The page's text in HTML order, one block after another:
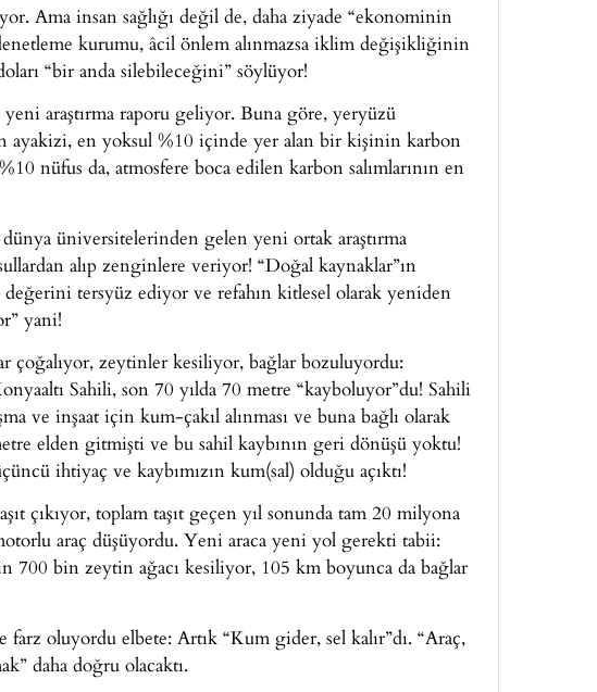
Ama insan sağlığı değil de, daha ziyade “ekonominin
kurumu, âcil önlem alınmazsa iklim değişikliğinin
“bir anda silebileceğini” söylüyor!
araştırma raporu geliyor. Buna göre, yeryüzü
ayakizi, en yoksul %10 içinde yer alan bir kişinin karbon
nüfus da, atmosfere boca edilen karbon salımlarının en
üniversitelerinden gelen yeni ortak araştırma
alıp zenginlere veriyor! “Doğal kaynaklar”ın
tersyüz ediyor ve refahın kitlesel olarak yeniden
yani!
çoğalıyor, zeytinler kesiliyor, bağlar bozuluyordu:
Sahili, son 70 yılda 70 metre “kayboluyor”du! Sahili
ve inşaat için kum-çakıl alınması ve buna bağlı olarak
elden gitmişti ve bu sahil kaybının geri dönüşü yoktu!
ihtiyaç ve kaybımızın kum(sal) olduğu açıktı!
çıkıyor, toplam taşıt geçen yıl sonunda tam 20 milyona
araç düşüyordu. Yeni araca yeni yol gerekti tabii:
700 bin zeytin ağacı kesiliyor, 105 km boyunca da bağlar
oluyordu elbete: Artık “Kum gider, sel kalır”dı. “Araç,
daha doğru olacaktı.